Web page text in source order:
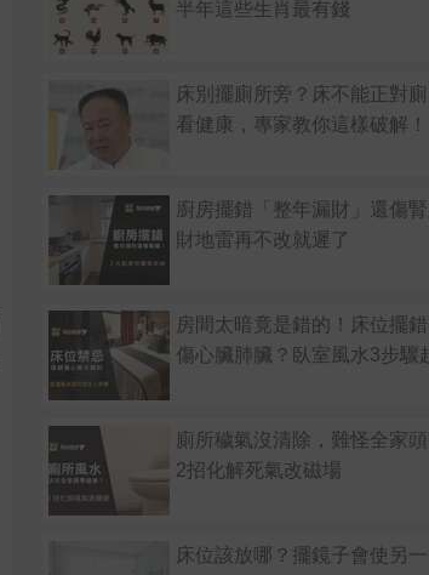
半年這些生肖最有錢
床別擺廁所旁？床不能正對
看健康，專家教你這樣破解！
廚房擺錯「整年漏財」還傷
財地雷再不改就遲了
房間太暗竟是錯的！床位擺
傷心臟肺臟？臥室風水3步驟
廁所穢氣沒清除，難怪全家
2招化解死氣改磁場
床位該放哪？擺鏡子會使另